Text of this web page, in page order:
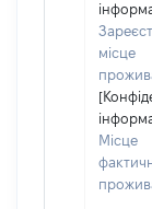
місце
Місце